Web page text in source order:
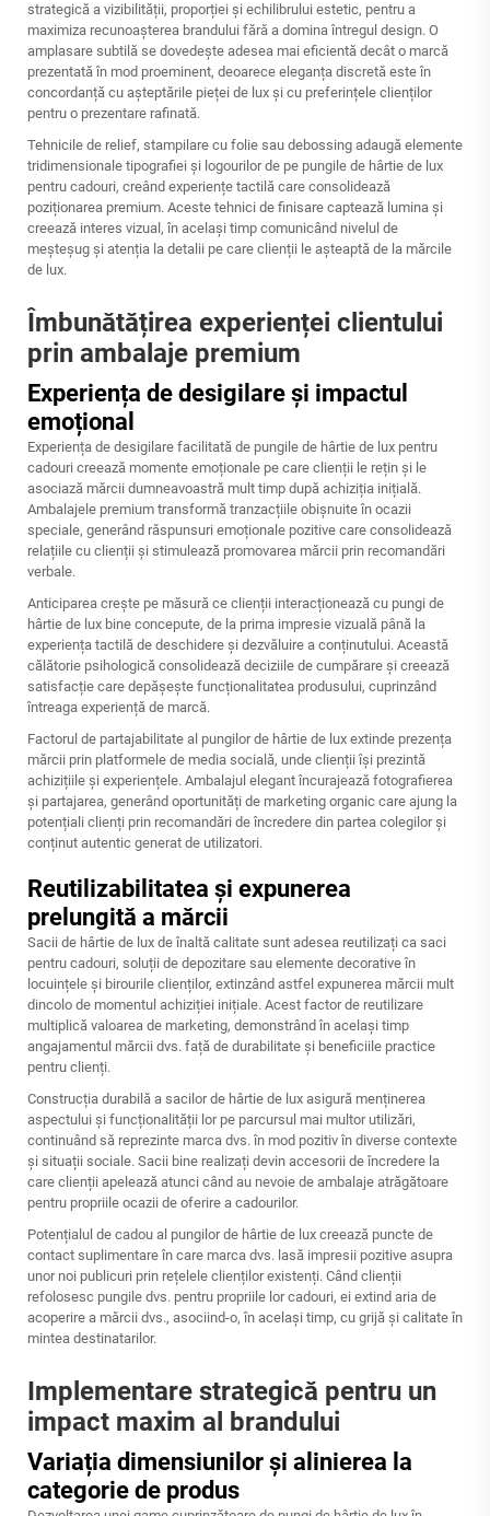
strategică a vizibilității, proporției și echilibrului estetic, pentru a
maximiza recunoașterea brandului fără a domina întregul design. O
amplasare subtilă se dovedește adesea mai eficientă decât o marcă
prezentată în mod proeminent, deoarece eleganța discretă este în
concordanță cu așteptările pieței de lux și cu preferințele clienților
pentru o prezentare rafinată.
Tehnicile de relief, stampilare cu folie sau debossing adaugă elemente
tridimensionale tipografiei și logourilor de pe pungile de hârtie de lux
pentru cadouri, creând experiențe tactilă care consolidează
poziționarea premium. Aceste tehnici de finisare captează lumina și
creează interes vizual, în același timp comunicând nivelul de
meșteșug și atenția la detalii pe care clienții le așteaptă de la mărcile
de lux.
Îmbunătățirea experienței clientului
prin ambalaje premium
Experiența de desigilare și impactul
emoțional
Experiența de desigilare facilitată de pungile de hârtie de lux pentru
cadouri creează momente emoționale pe care clienții le rețin și le
asociază mărcii dumneavoastră mult timp după achiziția inițială.
Ambalajele premium transformă tranzacțiile obișnuite în ocazii
speciale, generând răspunsuri emoționale pozitive care consolidează
relațiile cu clienții și stimulează promovarea mărcii prin recomandări
verbale.
Anticiparea crește pe măsură ce clienții interacționează cu pungi de
hârtie de lux bine concepute, de la prima impresie vizuală până la
experiența tactilă de deschidere și dezvăluire a conținutului. Această
călătorie psihologică consolidează deciziile de cumpărare și creează
satisfacție care depășește funcționalitatea produsului, cuprinzând
întreaga experiență de marcă.
Factorul de partajabilitate al pungilor de hârtie de lux extinde prezența
mărcii prin platformele de media socială, unde clienții își prezintă
achizițiile și experiențele. Ambalajul elegant încurajează fotografierea
și partajarea, generând oportunități de marketing organic care ajung la
potențiali clienți prin recomandări de încredere din partea colegilor și
conținut autentic generat de utilizatori.
Reutilizabilitatea și expunerea
prelungită a mărcii
Sacii de hârtie de lux de înaltă calitate sunt adesea reutilizați ca saci
pentru cadouri, soluții de depozitare sau elemente decorative în
locuințele și birourile clienților, extinzând astfel expunerea mărcii mult
dincolo de momentul achiziției inițiale. Acest factor de reutilizare
multiplică valoarea de marketing, demonstrând în același timp
angajamentul mărcii dvs. față de durabilitate și beneficiile practice
pentru clienți.
Construcția durabilă a sacilor de hârtie de lux asigură menținerea
aspectului și funcționalității lor pe parcursul mai multor utilizări,
continuând să reprezinte marca dvs. în mod pozitiv în diverse contexte
și situații sociale. Sacii bine realizați devin accesorii de încredere la
care clienții apelează atunci când au nevoie de ambalaje atrăgătoare
pentru propriile ocazii de oferire a cadourilor.
Potențialul de cadou al pungilor de hârtie de lux creează puncte de
contact suplimentare în care marca dvs. lasă impresii pozitive asupra
unor noi publicuri prin rețelele clienților existenți. Când clienții
refolosesc pungile dvs. pentru propriile lor cadouri, ei extind aria de
acoperire a mărcii dvs., asociind-o, în același timp, cu grijă și calitate în
mintea destinatarilor.
Implementare strategică pentru un
impact maxim al brandului
Variația dimensiunilor și alinierea la
categorie de produs